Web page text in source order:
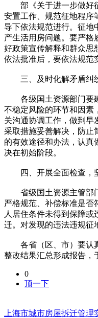
部《关于进一步做好征
安置工作、规范征地程序
导下依法规范进行。征地
产生活用房问题。要严格
好政策宣传解释和群众思
依法批准后，要依法规范
三、及时化解矛盾纠
各级国土资源部门要建
不稳定风险的环节和因素
关沟通协调工作，做到早
采取措施妥善解决，防止
的有效途径和办法，认真
决在初始阶段。
四、开展全面检查，
省级国土资源主管部门
严格规范、补偿标准是否
人居住条件未得到保障
迁。对发现的违法违规征
各省（区、市）要认真
整改结果汇总形成报告，
0
顶一下
上海市城市房屋拆迁管理